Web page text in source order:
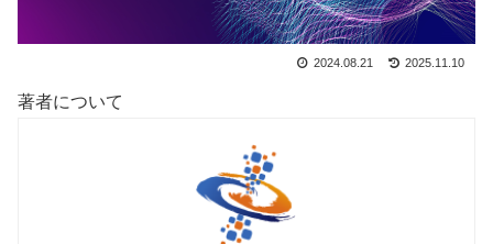
2024.08.21 2025.11.10
著者について